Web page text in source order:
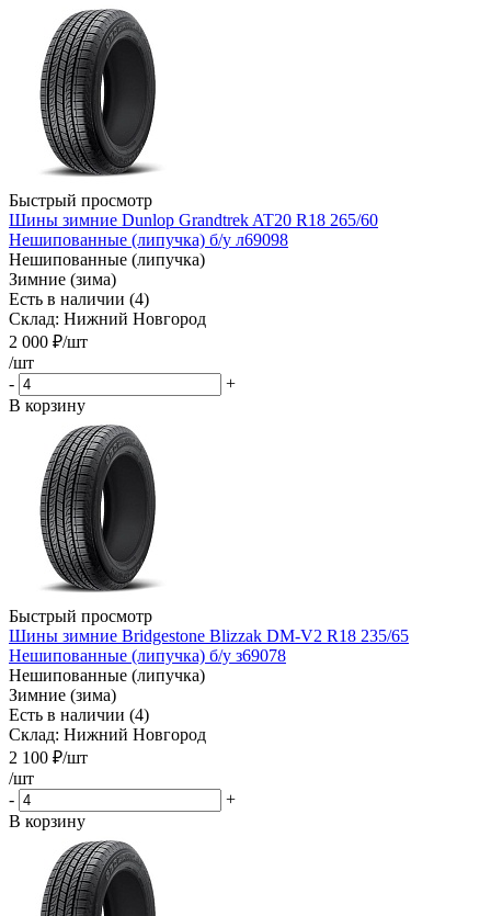
Быстрый просмотр
Шины зимние Dunlop Grandtrek AT20 R18 265/60
Нешипованные (липучка) б/у л69098
Нешипованные (липучка)
Зимние (зима)
Есть в наличии (4)
Склад: Нижний Новгород
2 000 ₽/шт
/шт
-
+
В корзину
Быстрый просмотр
Шины зимние Bridgestone Blizzak DM-V2 R18 235/65
Нешипованные (липучка) б/у з69078
Нешипованные (липучка)
Зимние (зима)
Есть в наличии (4)
Склад: Нижний Новгород
2 100 ₽/шт
/шт
-
+
В корзину